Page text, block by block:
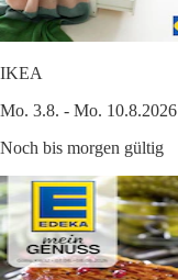
IKEA
Mo. 3.8. - Mo. 10.8.2026
Noch bis morgen gültig